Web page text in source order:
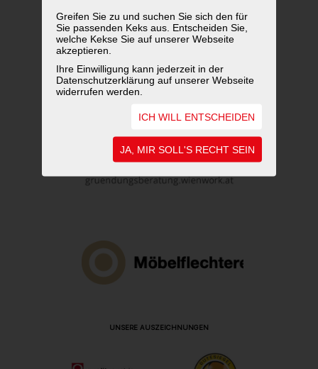
Greifen Sie zu und suchen Sie sich den für
Sie passenden Keks aus. Entscheiden Sie,
welche Kekse Sie auf unserer Webseite
akzeptieren.
Ihre Einwilligung kann jederzeit in der
Datenschutzerklärung auf unserer Webseite
widerrufen werden.
ICH WILL ENTSCHEIDEN
JA, MIR SOLL'S RECHT SEIN
UNSERE AUSZEICHNUNGEN